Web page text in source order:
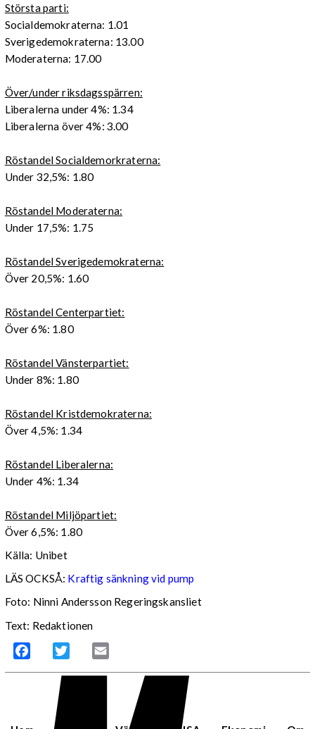
Största parti:
Socialdemokraterna: 1.01
Sverigedemokraterna: 13.00
Moderaterna: 17.00
Över/under riksdagsspärren:
Liberalerna under 4%: 1.34
Liberalerna över 4%: 3.00
Röstandel Socialdemorkraterna:
Under 32,5%: 1.80
Röstandel Moderaterna:
Under 17,5%: 1.75
Röstandel Sverigedemokraterna:
Över 20,5%: 1.60
Röstandel Centerpartiet:
Över 6%: 1.80
Röstandel Vänsterpartiet:
Under 8%: 1.80
Röstandel Kristdemokraterna:
Över 4,5%: 1.34
Röstandel Liberalerna:
Under 4%: 1.34
Röstandel Miljöpartiet:
Över 6,5%: 1.80
Källa: Unibet
LÄS OCKSÅ: Kraftig sänkning vid pump
Foto: Ninni Andersson Regeringskansliet
Text: Redaktionen
Facebook Twitter